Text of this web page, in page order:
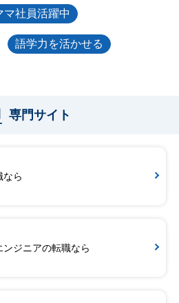
マ社員活躍中
語学力を活かせる
専門サイト
なら
ンジニアの転職なら